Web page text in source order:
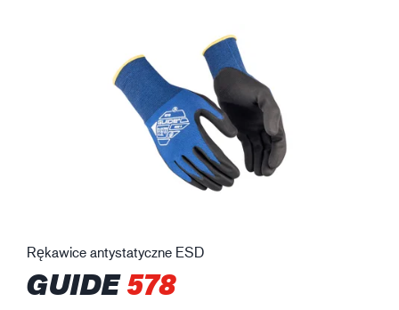
Rękawice antystatyczne ESD
GUIDE578